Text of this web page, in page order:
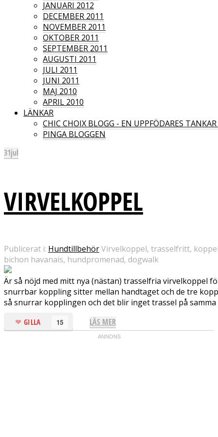
JANUARI 2012
DECEMBER 2011
NOVEMBER 2011
OKTOBER 2011
SEPTEMBER 2011
AUGUSTI 2011
JULI 2011
JUNI 2011
MAJ 2010
APRIL 2010
LÄNKAR
CHIC CHOIX BLOGG - EN UPPFÖDARES
PINGA BLOGGEN
31jul
VIRVELKOPPEL
Publicerat i: HundtillbehörVirvelkoppel, trasselfritt,
bichon havanais, hundpromenad, dogwalk
Är så nöjd med mitt nya (nästan) trasselfria virvelkoppel
snurrbar koppling sitter mellan handtaget och de tre
så snurrar kopplingen och det blir inget trassel på samma
15
GILLA LÄS MER